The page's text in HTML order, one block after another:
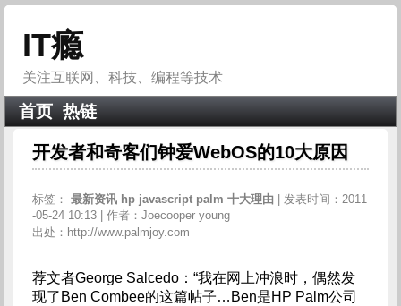
IT瘾
关注互联网、科技、编程等技术
首页 热链
开发者和奇客们钟爱WebOS的10大原因
标签： 最新资讯 hp javascript palm 十大理由
| 发表时间：2011
-05-24 10:13 | 作者：Joecooper young
出处：http://www.palmjoy.com
荐文者George Salcedo：“我在网上冲浪时，偶然发
现了Ben Combee的这篇帖子…Ben是HP Palm公司